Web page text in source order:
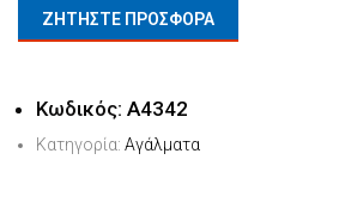
ΖΗΤΗΣΤΕ ΠΡΟΣΦΟΡΑ
Κωδικός: Α4342
Κατηγορία: Αγάλματα